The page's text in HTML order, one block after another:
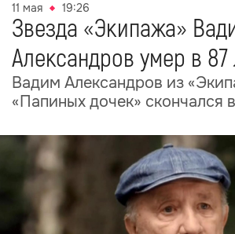
11 мая 19:26
Звезда «Экипажа»
Александров умер в 87
Вадим Александров из
«Папиных дочек» скончался